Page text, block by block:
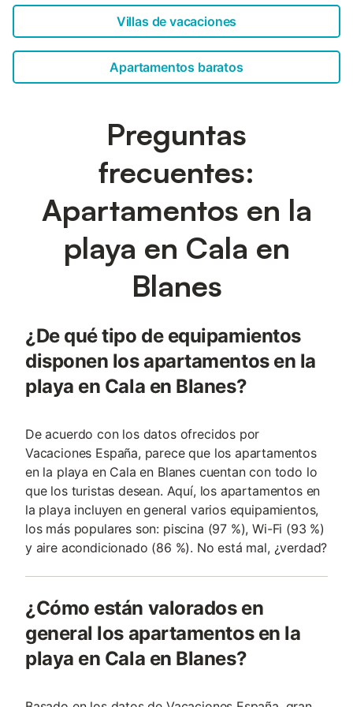
Villas de vacaciones
Apartamentos baratos
Preguntas
frecuentes:
Apartamentos en la
playa en Cala en
Blanes
¿De qué tipo de equipamientos
disponen los apartamentos en la
playa en Cala en Blanes?
De acuerdo con los datos ofrecidos por
Vacaciones España, parece que los apartamentos
en la playa en Cala en Blanes cuentan con todo lo
que los turistas desean. Aquí, los apartamentos en
la playa incluyen en general varios equipamientos,
los más populares son: piscina (97 %), Wi-Fi (93 %)
y aire acondicionado (86 %). No está mal, ¿verdad?
¿Cómo están valorados en
general los apartamentos en la
playa en Cala en Blanes?